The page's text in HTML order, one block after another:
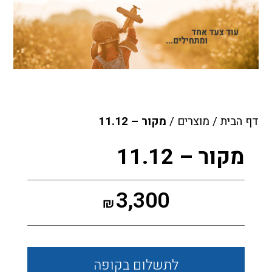
דף הבית / מוצרים / מקור – 11.12
מקור – 11.12
₪3,300
לתשלום בקופה